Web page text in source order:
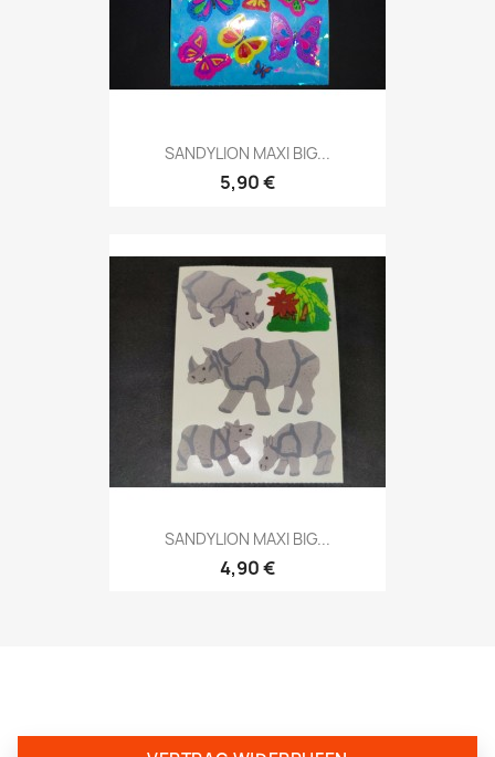
SANDYLION MAXI BIG...
5,90 €
SANDYLION MAXI BIG...
4,90 €